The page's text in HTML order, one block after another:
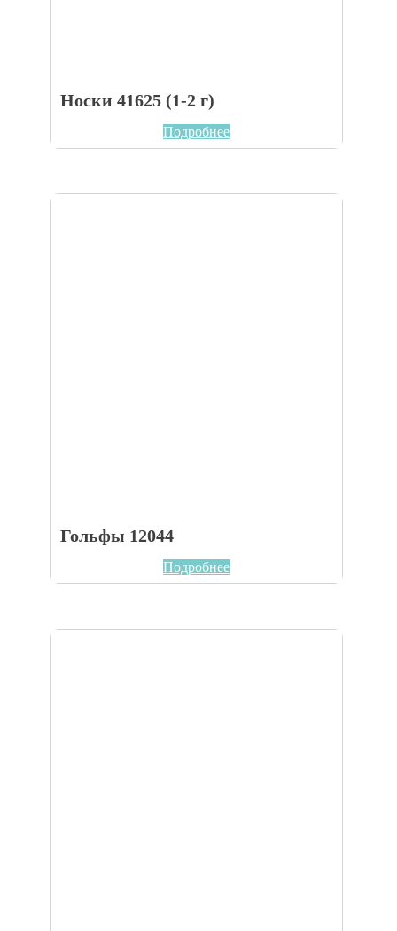
Носки 41625 (1-2 г)
Подробнее
Гольфы 12044
Подробнее